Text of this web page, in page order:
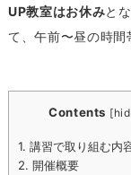
UP教室はお休みと
て、午前〜昼の時間
Contents [
1. 講習で取り組む内
2. 開催概要